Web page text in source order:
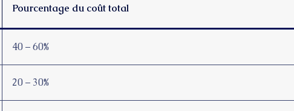
Pourcentage du coût total
40 – 60%
20 – 30%